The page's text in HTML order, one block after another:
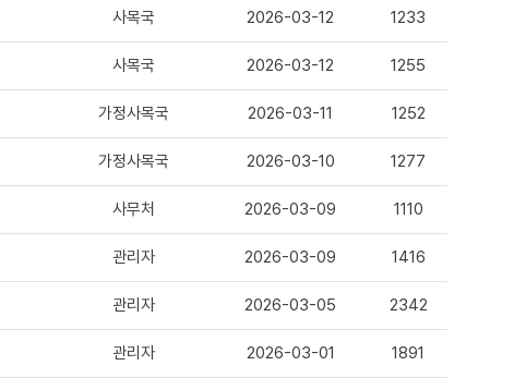
사목국 2026-03-12 1233
사목국 2026-03-12 1255
가정사목국 2026-03-11 1252
가정사목국 2026-03-10 1277
사무처 2026-03-09 1110
관리자 2026-03-09 1416
관리자 2026-03-05 2342
관리자 2026-03-01 1891